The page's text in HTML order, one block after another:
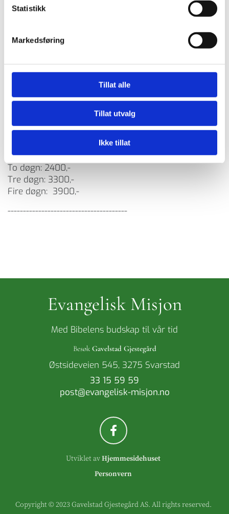
Statistikk
Markedsføring
Tillat alle
Tillat utvalg
Ikke tillat
---------------------------------------
Overnatting med fullpensjon inkl. kveldsmat
Ett døgn: 1400,-
Tre døgn: 3400,-
Fire døgn: 4000,-
---------------------------------------
Dobbeltrom per person:
Ett døgn: 1300,-
To døgn: 2400,-
Tre døgn: 3300,-
Fire døgn: 3900,-
---------------------------------------
Evangelisk Misjon
Med Bibelens budskap til vår tid
Besøk Gavelstad Gjestegård
Østsideveien 545, 3275 Svarstad
33 15 59 59
post@evangelisk-misjon.no
Utviklet avHjemmesidehuset
Personvern
Copyright © 2023 Gavelstad Gjestegård AS. All rights reserved.